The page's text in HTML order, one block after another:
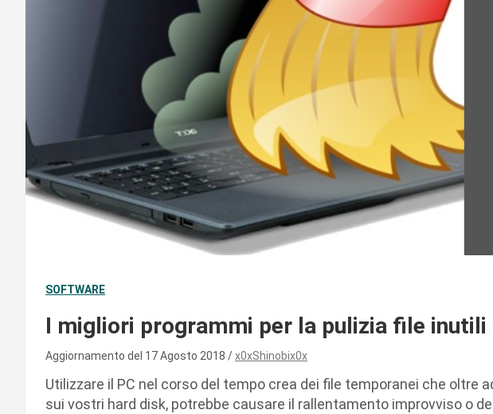
SOFTWARE
I migliori programmi per la pulizia file inutili
Aggiornamento del 17 Agosto 2018 x0xShinobix0x
Utilizzare il PC nel corso del tempo crea dei file temporanei che oltre
sui vostri hard disk, potrebbe causare il rallentamento improvviso o